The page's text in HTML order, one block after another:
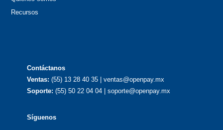
Recursos
Contáctanos
Ventas: (55) 13 28 40 35 | ventas@openpay.mx
Soporte: (55) 50 22 04 04 | soporte@openpay.mx
Síguenos